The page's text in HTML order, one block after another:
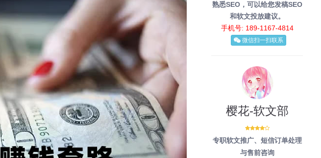
熟悉SEO，可以给您发稿SEO
和软文投放建议。
手机号: 189-1167-4814
微信扫一扫联系
樱花-软文部
专职软文推广、短信订单处理
与售前咨询